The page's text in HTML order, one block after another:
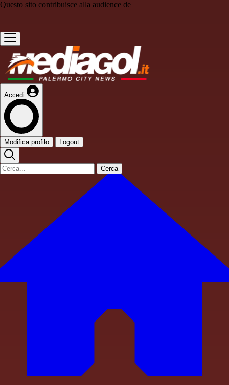
Questo sito contribuisce alla audience de
Accedi
Modifica profilo Logout
Cerca